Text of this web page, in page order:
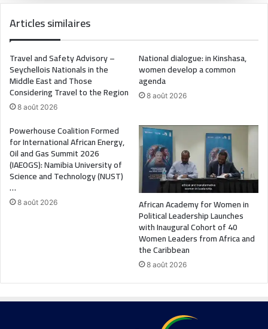
Articles similaires
Travel and Safety Advisory –
Seychellois Nationals in the
Middle East and Those
Considering Travel to the Region
8 août 2026
National dialogue: in Kinshasa,
women develop a common
agenda
8 août 2026
Powerhouse Coalition Formed
for International African Energy,
Oil and Gas Summit 2026
(IAEOGS): Namibia University of
Science and Technology (NUST)
…
8 août 2026 African Academy for Women in
Political Leadership Launches
with Inaugural Cohort of 40
Women Leaders from Africa and
the Caribbean
8 août 2026